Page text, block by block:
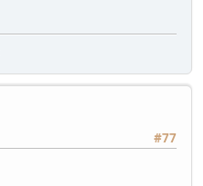
#77